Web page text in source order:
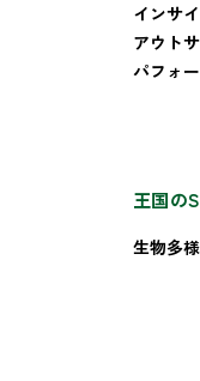
インサ
アウト
パフォ
王国の
生物多